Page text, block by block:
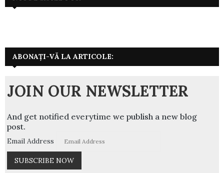
ABONAȚI-VĂ LA ARTICOLE:
JOIN OUR NEWSLETTER
And get notified everytime we publish a new blog
post.
Email Address